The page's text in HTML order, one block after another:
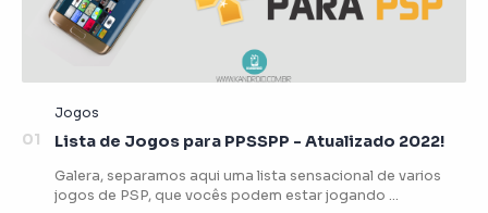
Lista de Jogos para PPSSPP - Atualizado 2022!
Galera, separamos aqui uma lista sensacional de varios
jogos de PSP, que vocês podem estar jogando …